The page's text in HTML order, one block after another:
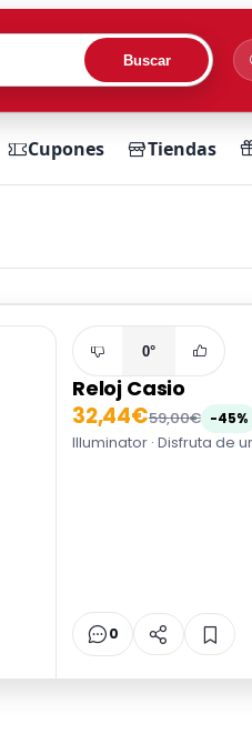
Buscar
Cupones Tiendas
0°
Reloj Casio
32,44€59,00€ -45%
Illuminator · Disfruta de
0